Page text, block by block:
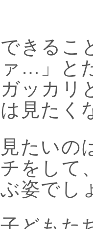
できるこ
ァ…」と
ガッカリ
は見たく
見たいの
チをして
ぶ姿でし